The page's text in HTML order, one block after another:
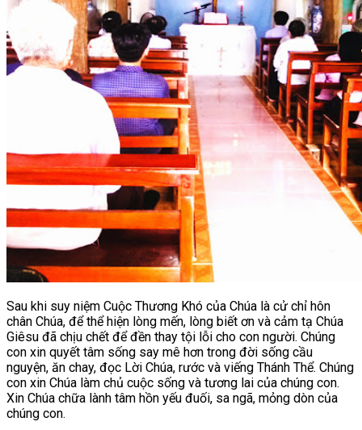
Sau khi suy niệm Cuộc Thương Khó của Chúa là cử chỉ hôn
chân Chúa, để thể hiện lòng mến, lòng biết ơn và cảm tạ Chúa
Giêsu đã chịu chết để đền thay tội lỗi cho con người. Chúng
con xin quyết tâm sống say mê hơn trong đời sống cầu
nguyện, ăn chay, đọc Lời Chúa, rước và viếng Thánh Thể. Chúng
con xin Chúa làm chủ cuộc sống và tương lai của chúng con.
Xin Chúa chữa lành tâm hồn yếu đuối, sa ngã, mỏng dòn của
chúng con.